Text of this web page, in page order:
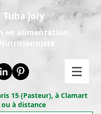
Tuba Joly
en alimentation
Nutritionniste
15 (Pasteur), à Clamart
ou à distance